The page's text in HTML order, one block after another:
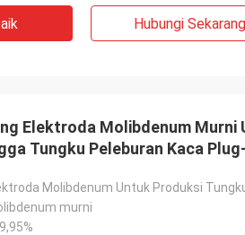
Hubungi Sekarang
Elektroda Molibdenum Murni
Tungku Peleburan Kaca
Molibdenum Untuk Produksi
murni